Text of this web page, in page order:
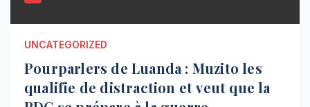
UNCATEGORIZED
Pourparlers de Luanda : Muzito les
qualifie de distraction et veut que la